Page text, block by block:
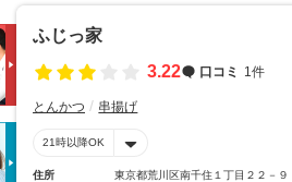
ふじっ家
3.22
口コミ 1件
とんかつ 串揚げ
21時以降OK
住所
東京都荒川区南千住１丁目２２－９